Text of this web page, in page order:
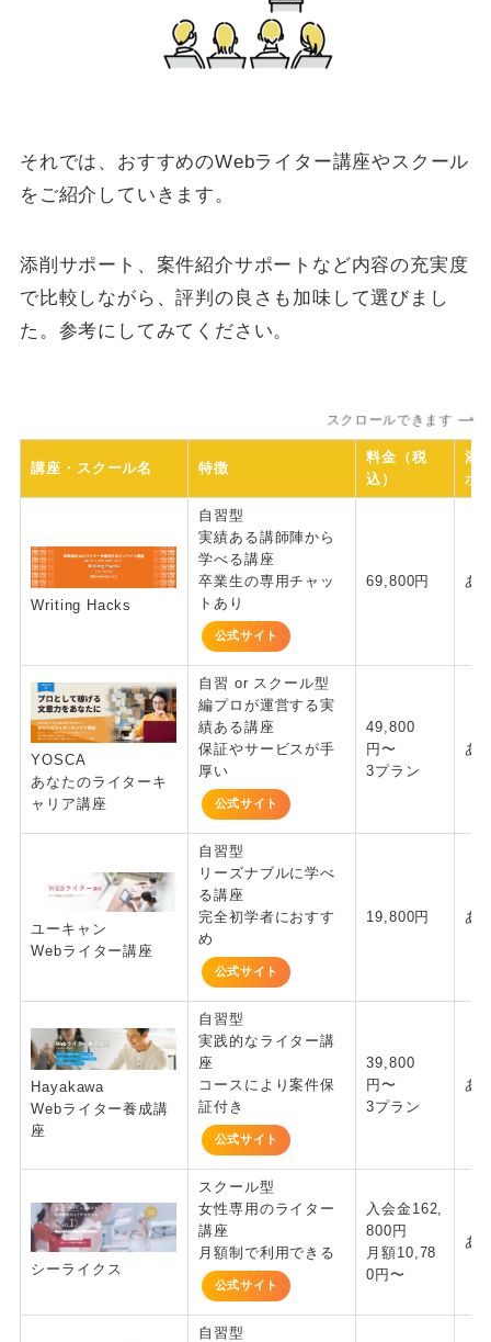
それでは、おすすめのWebライター講座やスクール
をご紹介していきます。
添削サポート、案件紹介サポートなど内容の充実度
で比較しながら、評判の良さも加味して選びまし
た。参考にしてみてください。
スクロールできます
講座・スクール名 特徴
料金（税
込）
添
ポ
Writing Hacks
自習型
実績ある講師陣から
学べる講座
卒業生の専用チャッ
トあり
公式サイト
69,800円 あ
YOSCA
あなたのライターキ
ャリア講座
自習 or スクール型
編プロが運営する実
績ある講座
保証やサービスが手
厚い
公式サイト
49,800
円〜
3プラン
あ
ユーキャン
Webライター講座
自習型
リーズナブルに学べ
る講座
完全初学者におすす
め
公式サイト
19,800円 あ
Hayakawa
Webライター養成講
座
自習型
実践的なライター講
座
コースにより案件保
証付き
公式サイト
39,800
円〜
3プラン
あ
シーライクス
スクール型
女性専用のライター
講座
月額制で利用できる
公式サイト
入会金162,
800円
月額10,78
0円〜
あ
自習型